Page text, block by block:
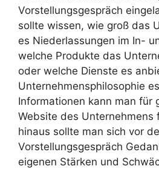
Vorstellungsgespräch
sollte wissen, wie groß das
es Niederlassungen im In-
welche Produkte das
oder welche Dienste es
Unternehmensphilosophie
Informationen kann man für
Website des Unternehmens
hinaus sollte man sich vor
Vorstellungsgespräch
eigenen Stärken und